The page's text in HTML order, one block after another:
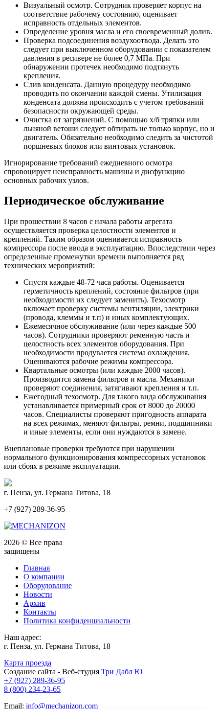
Визуальный осмотр. Сотрудник проверяет корпус на
соответствие рабочему состоянию, оценивает
исправность отдельных элементов.
Определение уровня масла и его своевременный долив.
Проверка подсоединения воздухоотвода. Делать это
следует при выключенном оборудовании с показателем
давления в ресивере не более 0,7 МПа. При
обнаружении протечек необходимо подтянуть
крепления.
Слив конденсата. Данную процедуру необходимо
проводить по окончании каждой смены. Утилизация
конденсата должна происходить с учетом требований
безопасности окружающей среды.
Очистка от загрязнений. С помощью х/б тряпки или
льняной ветоши следует обтирать не только корпус, но и
двигатель. Обязательно необходимо следить за чистотой
поршневых блоков или винтовых установок.
Игнорирование требований ежедневного осмотра
спровоцирует неисправность машины и дисфункцию
основных рабочих узлов.
Периодическое обслуживание
При прошествии 8 часов с начала работы агрегата
осуществляется проверка целостности элементов и
креплений. Таким образом оценивается исправность
компрессора после ввода в эксплуатацию. Впоследствии через
определенные промежутки времени выполняется ряд
технических мероприятий:
Спустя каждые 48-72 часа работы. Оценивается
герметичность креплений, состояние фильтров (при
необходимости их следует заменить). Техосмотр
включает проверку системы вентиляции, электрики
(провода, клеммы и т.п) и иных комплектующих.
Ежемесячное обслуживание (или через каждые 500
часов). Сотрудники проверяют ременную часть и
целостность всех элементов оборудования. При
необходимости продувается система охлаждения.
Оцениваются рабочие режимы компрессора.
Квартальные осмотры (или каждые 2000 часов).
Производится замена фильтров и масла. Механики
проверяют соединения, затягивают крепления и т.п.
Ежегодный техосмотр. Для такого вида обслуживания
устанавливается примерный срок от 8000 до 20000
часов. Специалисты проверяют пригодность аппарата
на всех режимах, меняют фильтры, ремни, подшипники
и иные элементы, если они нуждаются в замене.
Внеплановые проверки требуются при нарушении
нормального функционирования компрессорных установок
или сбоях в режиме эксплуатации.
г. Пенза, ул. Германа Титова, 18
+7 (927) 289-36-95
2026 © Все права
защищены
Главная
О компании
Оборудование
Новости
Архив
Контакты
Политика конфиденциальности
Наш адрес:
г. Пенза, ул. Германа Титова, 18
Карта проезда
Создание сайта - Веб-студия Три Дабл Ю
+7 (927) 289-36-95
8 (800) 234-23-65
Email: info@mechanizon.com